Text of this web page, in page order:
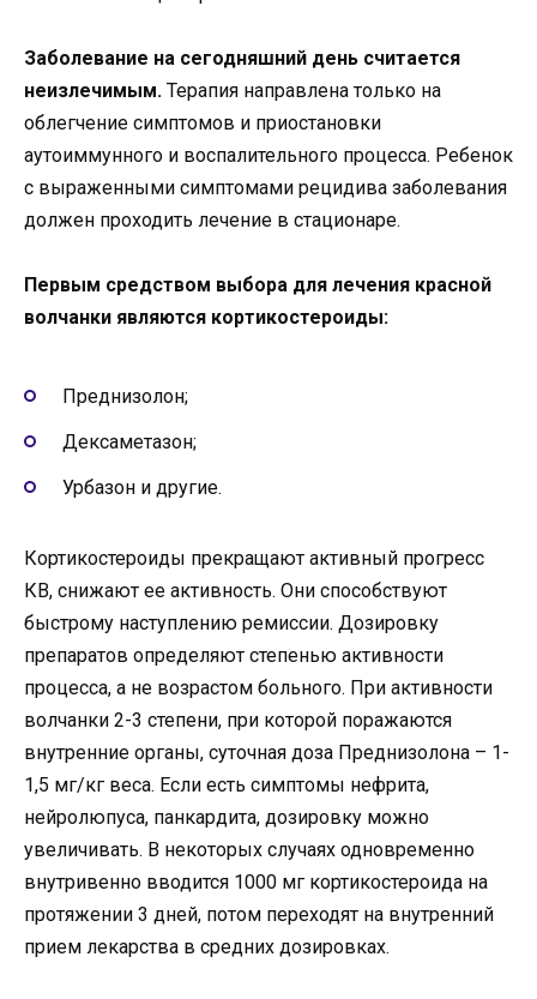
Заболевание на сегодняшний день считается
неизлечимым. Терапия направлена только на
облегчение симптомов и приостановки
аутоиммунного и воспалительного процесса. Ребенок
с выраженными симптомами рецидива заболевания
должен проходить лечение в стационаре.
Первым средством выбора для лечения красной
волчанки являются кортикостероиды:
Преднизолон;
Дексаметазон;
Урбазон и другие.
Кортикостероиды прекращают активный прогресс
КВ, снижают ее активность. Они способствуют
быстрому наступлению ремиссии. Дозировку
препаратов определяют степенью активности
процесса, а не возрастом больного. При активности
волчанки 2-3 степени, при которой поражаются
внутренние органы, суточная доза Преднизолона – 1-
1,5 мг/кг веса. Если есть симптомы нефрита,
нейролюпуса, панкардита, дозировку можно
увеличивать. В некоторых случаях одновременно
внутривенно вводится 1000 мг кортикостероида на
протяжении 3 дней, потом переходят на внутренний
прием лекарства в средних дозировках.